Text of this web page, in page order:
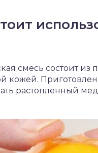
смесь состоит
кожей.
растопленный